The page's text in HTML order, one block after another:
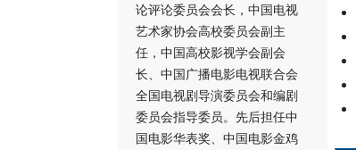
论评论委员会会长，中国电视
艺术家协会高校委员会副主
任，中国高校影视学会副会
长、中国广播电影电视联合会
全国电视剧导演委员会和编剧
委员会指导委员。先后担任中
国电影华表奖、中国电影金鸡